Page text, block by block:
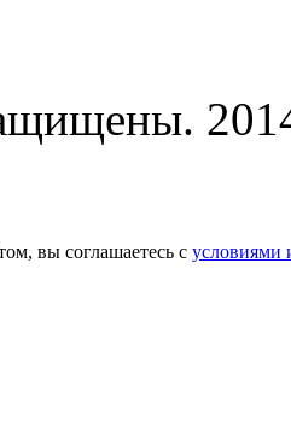
вы соглашаетесь с условиями